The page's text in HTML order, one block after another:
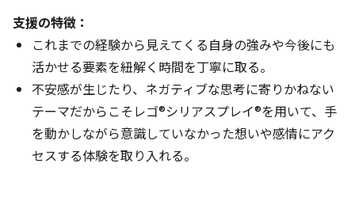
支援の特徴：
これまでの経験から見えてくる自身の強みや今後にも
活かせる要素を紐解く時間を丁寧に取る。
不安感が生じたり、ネガティブな思考に寄りかねない
テーマだからこそレゴ®シリアスプレイ®を用いて、手
を動かしながら意識していなかった想いや感情にアク
セスする体験を取り入れる。